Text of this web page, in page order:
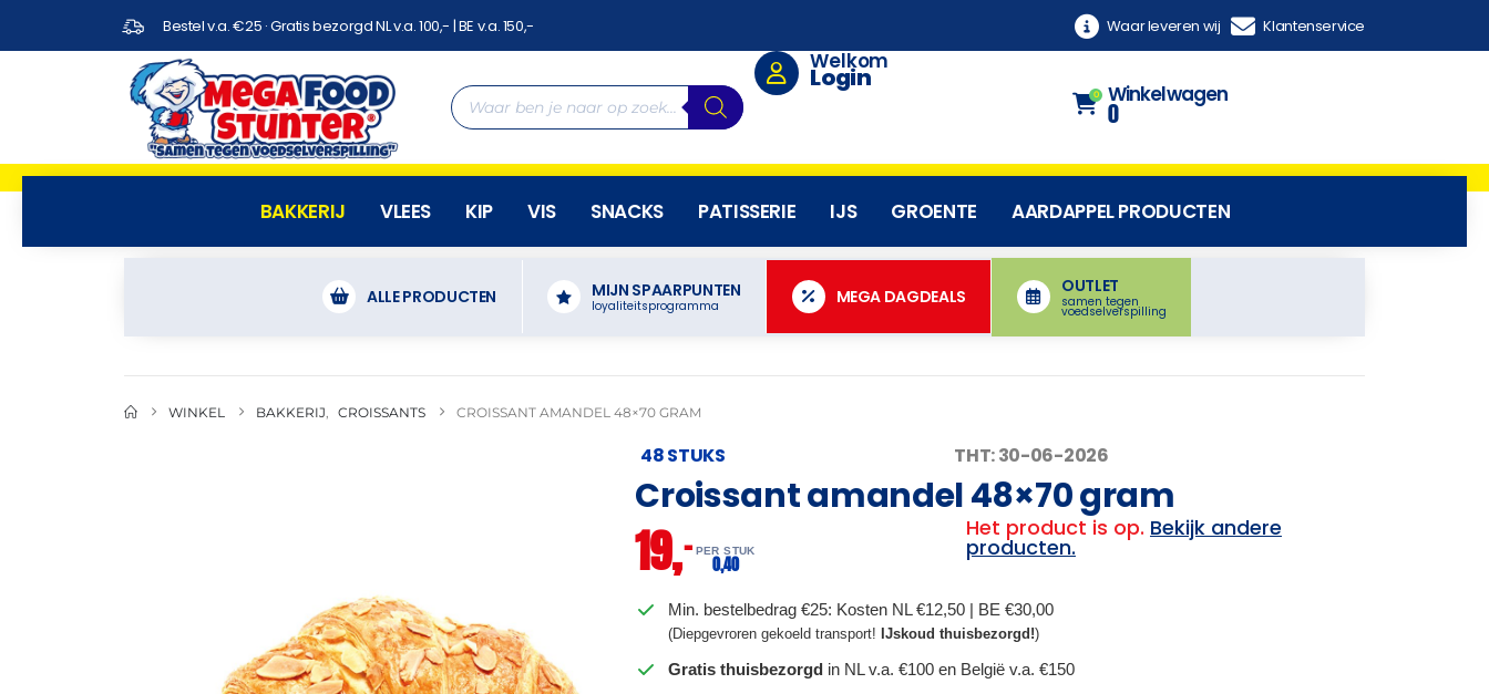
Bestel v.a. €25 · Gratis bezorgd NL v.a. 100,- | BE v.a. 150,- Waar leveren wij Klantenservice
Welkom
Login
0 Winkelwagen
0
BAKKERIJ VLEES KIP VIS SNACKS PATISSERIE IJS GROENTE AARDAPPEL PRODUCTEN
ALLE PRODUCTEN MIJN SPAARPUNTEN
loyaliteitsprogramma MEGA DAGDEALS
OUTLET
samen tegen
voedselverspilling
WINKEL BAKKERIJ CROISSANTS CROISSANT AMANDEL 48×70 GRAM
48 STUKS THT: 30-06-2026
Croissant amandel 48×70 gram
19,– PER STUK
0,40
Het product is op. Bekijk andere
producten.
Min. bestelbedrag €25: Kosten NL €12,50 | BE €30,00
(Diepgevroren gekoeld transport!IJskoud thuisbezorgd!)
Gratis thuisbezorgd in NL v.a. €100 en België v.a. €150